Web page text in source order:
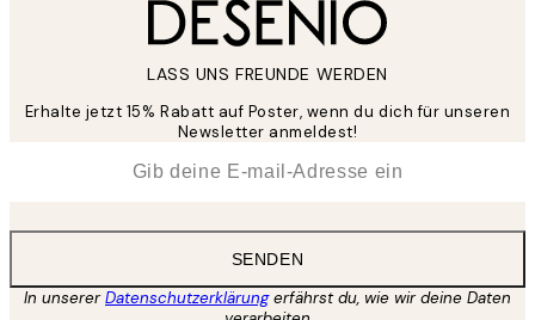
LASS UNS FREUNDE WERDEN
Erhalte jetzt 15% Rabatt auf Poster, wenn du dich für unseren
Newsletter anmeldest!
SENDEN
In unsererDatenschutzerklärungerfährst du, wie wir deine Daten